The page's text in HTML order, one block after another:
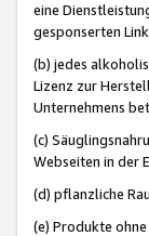
eine
gesponserten
(b) jedes
Lizenz zur
Unternehmens
(c)
Webseiten in der
(d) pflanzliche
(e) Produkte